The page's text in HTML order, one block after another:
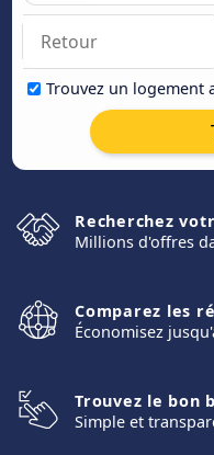
Trouvez un logement
Recherchez
Millions d'offres
Comparez les
Économisez
Trouvez le bon
Simple et